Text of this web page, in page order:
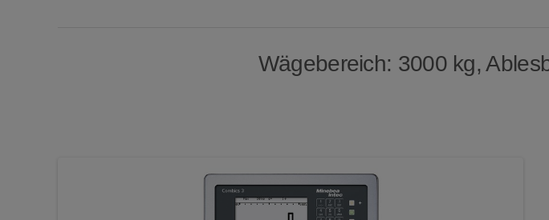
Wägebereich: 3000 kg,